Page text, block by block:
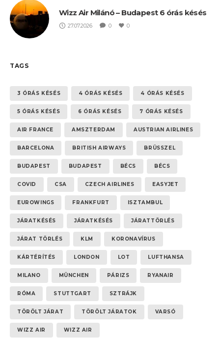
Wizz Air Milánó – Budapest 6 órás késés
27.07.2026 0 0
TAGS
3 ÓRÁS KÉSÉS 4 ÓRÁS KÉSÉS 4 ÓRÁS KÉSÉS
5 ÓRÁS KÉSÉS 6 ÓRÁS KÉSÉS 7 ÓRÁS KÉSÉS
AIR FRANCE AMSZTERDAM AUSTRIAN AIRLINES
BARCELONA BRITISH AIRWAYS BRÜSSZEL
BUDAPEST BUDAPEST BÉCS BÉCS
COVID CSA CZECH AIRLINES EASYJET
EUROWINGS FRANKFURT ISZTAMBUL
JÁRATKÉSÉS JÁRATKÉSÉS JÁRATTÖRLÉS
JÁRAT TÖRLÉS KLM KORONAVÍRUS
KÁRTÉRÍTÉS LONDON LOT LUFTHANSA
MILANO MÜNCHEN PÁRIZS RYANAIR
RÓMA STUTTGART SZTRÁJK
TÖRÖLT JÁRAT TÖRÖLT JÁRATOK VARSÓ
WIZZ AIR WIZZ AIR